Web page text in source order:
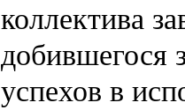
коллектива
добившегося
успехов в